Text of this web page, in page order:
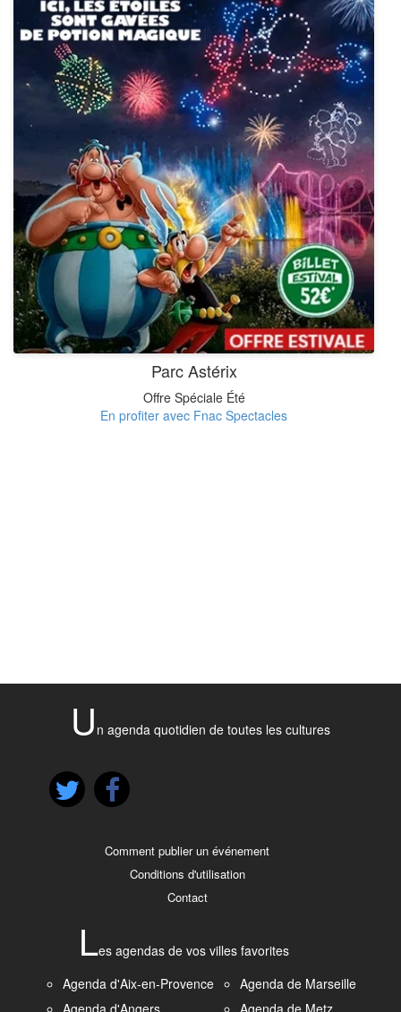
Parc Astérix
Offre Spéciale Été
En profiter avec Fnac Spectacles
U n agenda quotidien de toutes les cultures
Comment publier un événement
Conditions d'utilisation
Contact
Les agendas de vos villes favorites
Agenda d'Aix-en-Provence
Agenda de Marseille